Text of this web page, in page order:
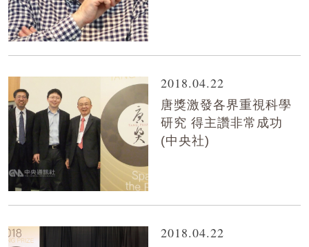
2018.04.22
唐獎激發各界重視科學
研究 得主讚非常成功
(中央社)
2018.04.22